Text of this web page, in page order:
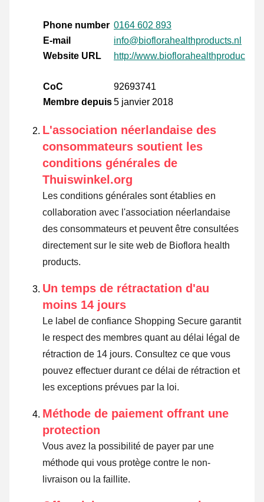
Phone number 0164 602 893
E-mail
info@bioflorahealthproducts.nl
Website URL
http://www.bioflorahealthproducts.nl
CoC
92693741
Membre depuis5 janvier 2018
L'association néerlandaise des
consommateurs soutient les
conditions générales de
Thuiswinkel.org
Les conditions générales sont établies en
collaboration avec l'association néerlandaise
des consommateurs et peuvent être consultées
directement sur le site web de Bioflora health
products.
Un temps de rétractation d'au
moins 14 jours
Le label de confiance Shopping Secure garantit
le respect des membres quant au délai légal de
rétraction de 14 jours. Consultez ce que vous
pouvez effectuer durant ce délai de rétraction et
les exceptions prévues par la loi.
Méthode de paiement offrant une
protection
Vous avez la possibilité de payer par une
méthode qui vous protège contre le non-
livraison ou la faillite.